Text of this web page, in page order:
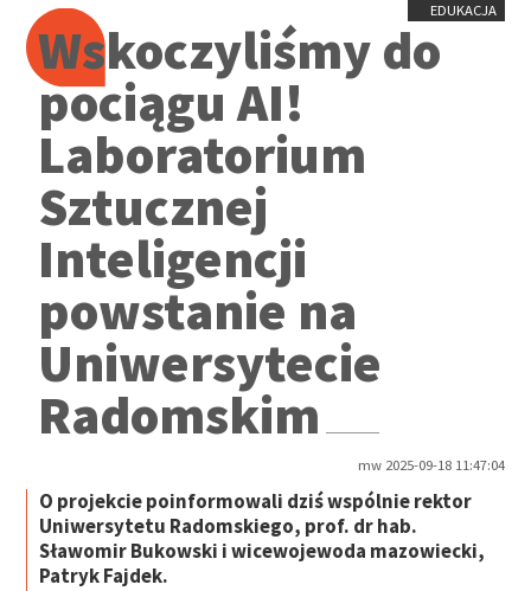
EDUKACJA
Wskoczyliśmy do
pociągu AI!
Laboratorium
Sztucznej
Inteligencji
powstanie na
Uniwersytecie
Radomskim
mw 2025-09-18 11:47:04
O projekcie poinformowali dziś wspólnie rektor
Uniwersytetu Radomskiego, prof. dr hab.
Sławomir Bukowski i wicewojewoda mazowiecki,
Patryk Fajdek.